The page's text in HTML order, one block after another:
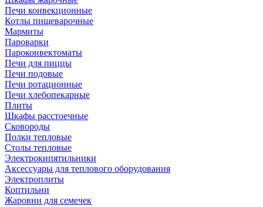
Печи конвекционные
Котлы пищеварочные
Мармиты
Пароварки
Пароконвектоматы
Печи для пиццы
Печи подовые
Печи ротационные
Печи хлебопекарные
Плиты
Шкафы расстоечные
Сковороды
Полки тепловые
Столы тепловые
Электрокипятильники
Аксессуары для теплового оборудования
Электроплиты
Коптильни
Жаровни для семечек